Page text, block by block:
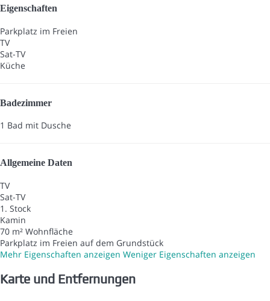
Eigenschaften
Parkplatz im Freien
TV
Sat-TV
Küche
Badezimmer
1 Bad mit Dusche
Allgemeine Daten
TV
Sat-TV
1. Stock
Kamin
70 m² Wohnfläche
Parkplatz im Freien auf dem Grundstück
Mehr Eigenschaften anzeigen Weniger Eigenschaften anzeigen
Karte und Entfernungen